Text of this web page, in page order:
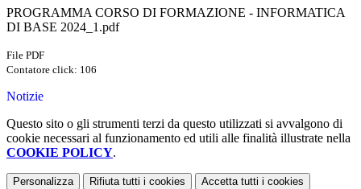
PROGRAMMA CORSO DI FORMAZIONE - INFORMATICA
DI BASE 2024_1.pdf
File PDF
Contatore click: 106
Notizie
Questo sito o gli strumenti terzi da questo utilizzati si avvalgono di
cookie necessari al funzionamento ed utili alle finalità illustrate nella
COOKIE POLICY.
Personalizza Rifiuta tutti i cookies Accetta tutti i cookies